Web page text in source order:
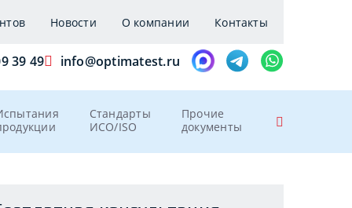
Новости О компании Контакты
39 49 info@optimatest.ru
Стандарты
ИСО/ISO
Прочие
документы